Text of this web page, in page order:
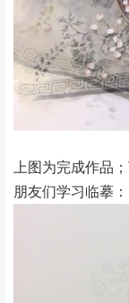
上图为完成作品
朋友们学习临摹：